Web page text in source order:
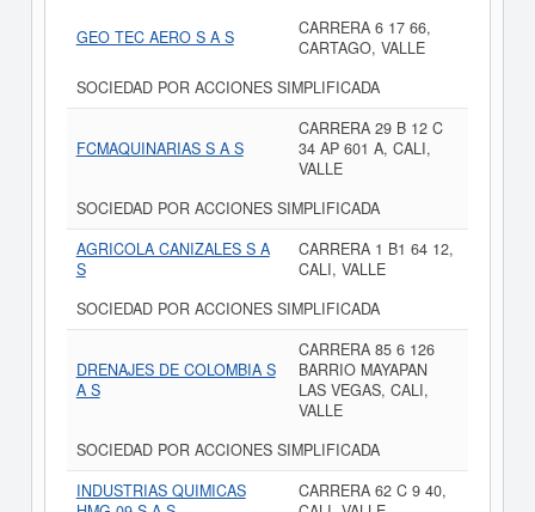
GEO TEC AERO S A S
CARRERA 6 17 66,
CARTAGO, VALLE
SOCIEDAD POR ACCIONES SIMPLIFICADA
FCMAQUINARIAS S A S
CARRERA 29 B 12 C
34 AP 601 A, CALI,
VALLE
SOCIEDAD POR ACCIONES SIMPLIFICADA
AGRICOLA CANIZALES S A
S
CARRERA 1 B1 64 12,
CALI, VALLE
SOCIEDAD POR ACCIONES SIMPLIFICADA
DRENAJES DE COLOMBIA S
A S
CARRERA 85 6 126
BARRIO MAYAPAN
LAS VEGAS, CALI,
VALLE
SOCIEDAD POR ACCIONES SIMPLIFICADA
INDUSTRIAS QUIMICAS
CARRERA 62 C 9 40,